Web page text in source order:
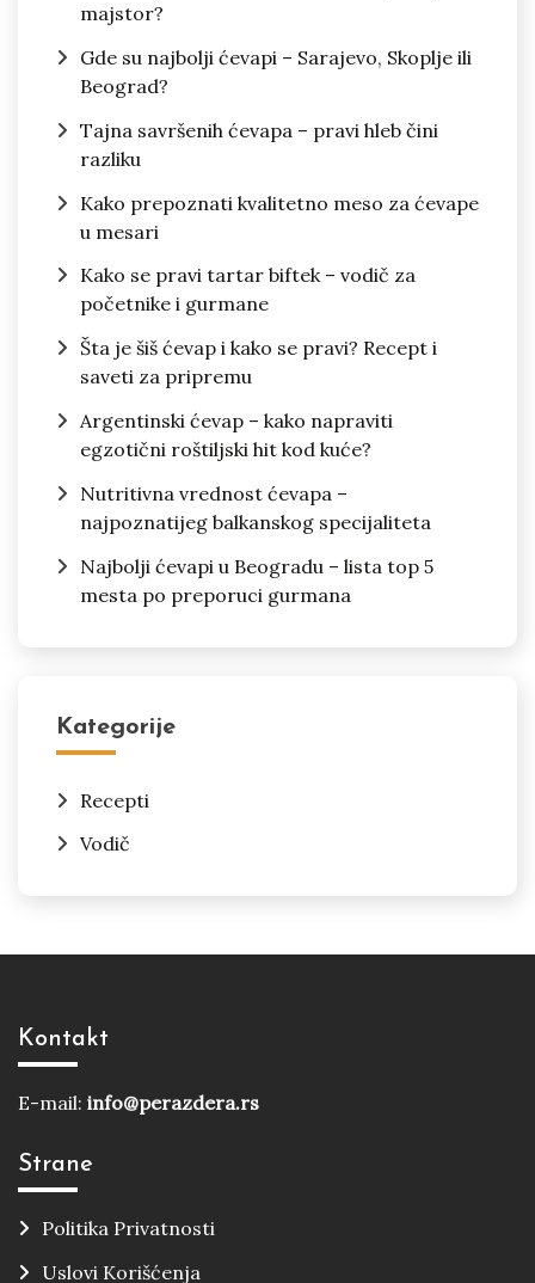
majstor?
Gde su najbolji ćevapi – Sarajevo, Skoplje ili
Beograd?
Tajna savršenih ćevapa – pravi hleb čini
razliku
Kako prepoznati kvalitetno meso za ćevape
u mesari
Kako se pravi tartar biftek – vodič za
početnike i gurmane
Šta je šiš ćevap i kako se pravi? Recept i
saveti za pripremu
Argentinski ćevap – kako napraviti
egzotični roštiljski hit kod kuće?
Nutritivna vrednost ćevapa –
najpoznatijeg balkanskog specijaliteta
Najbolji ćevapi u Beogradu – lista top 5
mesta po preporuci gurmana
Kategorije
Recepti
Vodič
Kontakt
E-mail: info@perazdera.rs
Strane
Politika Privatnosti
Uslovi Korišćenja